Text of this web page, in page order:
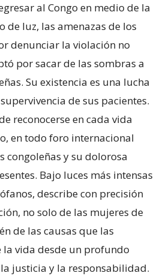
al Congo en medio de la
de luz, las amenazas de los
denunciar la violación no
por sacar de las sombras a
Su existencia es una lucha
de sus pacientes.
reconocerse en cada vida
en todo foro internacional
congoleñas y su dolorosa
Bajo luces más intensas
describe con precisión
no solo de las mujeres de
de las causas que las
la vida desde un profundo
justicia y la responsabilidad.